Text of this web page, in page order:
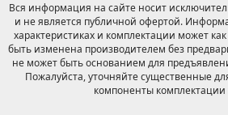
Вся информация на сайте носит
и не является публичной офертой.
характеристиках и комплектации может
быть изменена производителем без
не может быть основанием для
Пожалуйста, уточняйте существенные
компоненты комплектации